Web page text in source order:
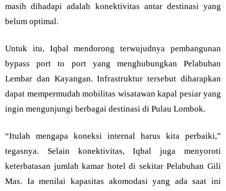
masih dihadapi adalah konektivitas antar destinasi yang
belum optimal.
Untuk itu, Iqbal mendorong terwujudnya pembangunan
bypass port to port yang menghubungkan Pelabuhan
Lembar dan Kayangan. Infrastruktur tersebut diharapkan
dapat mempermudah mobilitas wisatawan kapal pesiar yang
ingin mengunjungi berbagai destinasi di Pulau Lombok.
“Itulah mengapa koneksi internal harus kita perbaiki,”
tegasnya. Selain konektivitas, Iqbal juga menyoroti
keterbatasan jumlah kamar hotel di sekitar Pelabuhan Gili
Mas. Ia menilai kapasitas akomodasi yang ada saat ini